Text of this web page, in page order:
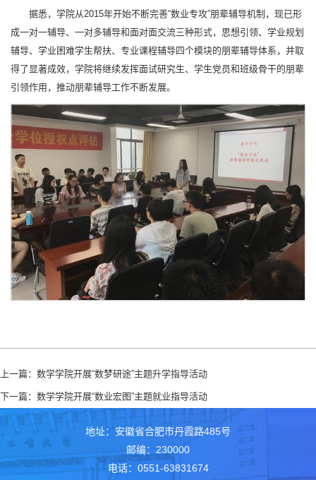
据悉，学院从2015年开始不断完善“数业专攻”朋辈辅导机制，现已形
成一对一辅导、一对多辅导和面对面交流三种形式，思想引领、学业规划
辅导、学业困难学生帮扶、专业课程辅导四个模块的朋辈辅导体系，并取
得了显著成效，学院将继续发挥面试研究生、学生党员和班级骨干的朋辈
引领作用，推动朋辈辅导工作不断发展。
上一篇： 数学学院开展“数梦研途”主题升学指导活动
下一篇： 数学学院开展“数业宏图”主题就业指导活动
地址：安徽省合肥市丹霞路485号
邮编：230000
电话：0551-63831674